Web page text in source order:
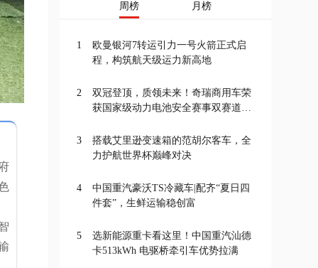
周榜 月榜
1
欧曼银河7转运引力一号火箭正式启
程，构筑航天级运力新高地
2
双冠登顶，质领未来！奇瑞商用车荣
获国家级动力电池安全赛事双赛道一
3
搭载艾里逊变速箱的范胡尔客车，全
力护航世界杯巅峰对决
4
中国重汽豪沃TS冷藏车|配齐“夏日四
件套”，生鲜运输稳创富
5
选新能源重卡看这里！中国重汽汕德
卡513kWh 电驱桥牵引车优势拉满